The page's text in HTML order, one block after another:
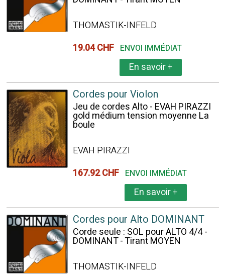
THOMASTIK-INFELD
19.04 CHF ENVOI IMMÉDIAT
En savoir+
Cordes pour Violon
Jeu de cordes Alto - EVAH PIRAZZI
gold médium tension moyenne La
boule
EVAH PIRAZZI
167.92 CHF ENVOI IMMÉDIAT
En savoir+
Cordes pour Alto DOMINANT
Corde seule : SOL pour ALTO 4/4 -
DOMINANT - Tirant MOYEN
THOMASTIK-INFELD